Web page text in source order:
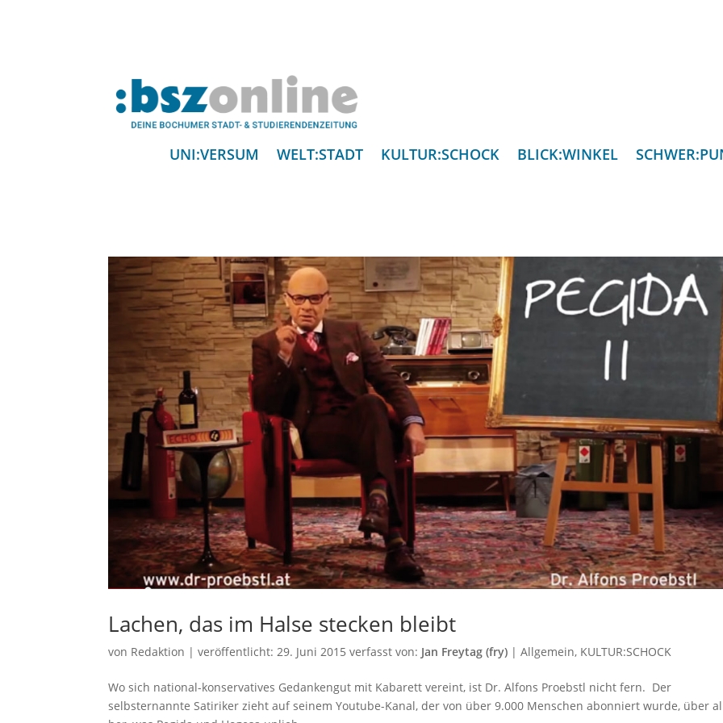
UNI:VERSUM WELT:STADT KULTUR:SCHOCK BLICK:WINKEL
Lachen, das im Halse stecken bleibt
von Redaktion |veröffentlicht:29. Juni 2015 verfasst von: Jan Freytag (fry) |Allgemein, KULTUR:SCHOCK
Wo sich national-konservatives Gedankengut mit Kabarett vereint, ist Dr. Alfons Proebstl nicht fern. Der
selbsternannte Satiriker zieht auf seinem Youtube-Kanal, der von über 9.000 Menschen abonniert wurde, über